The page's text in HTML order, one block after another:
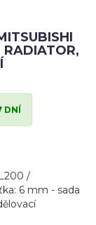
DNÍ
/
6 mm - sada